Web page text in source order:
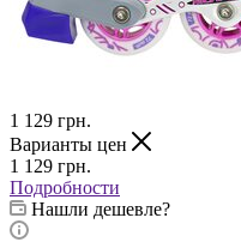
1 129 грн.
Варианты цен
1 129 грн.
Подробности
Нашли дешевле?